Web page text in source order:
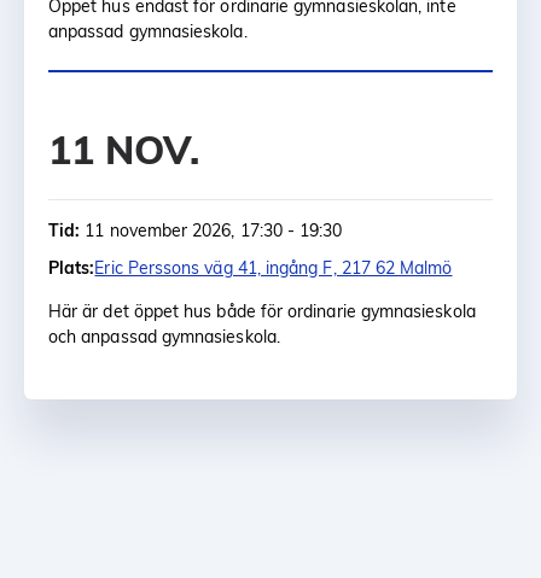
Öppet hus endast för ordinarie gymnasieskolan, inte
anpassad gymnasieskola.
11 NOV.
Tid: 11 november 2026, 17:30 - 19:30
Plats:Eric Perssons väg 41, ingång F, 217 62 Malmö
Här är det öppet hus både för ordinarie gymnasieskola
och anpassad gymnasieskola.